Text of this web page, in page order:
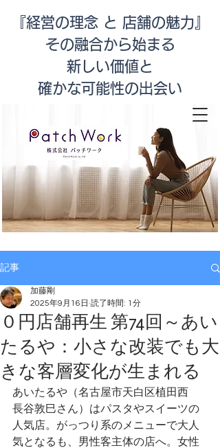
『経営の理念 と 店舗の魅力』
その融合から始まる
新しい価値と
​確かな可能性の出会い
記事
０円店舗再生 第74回～あい
たるや：小さな改装でも大
きな客層変化が生まれる
加藤剛
2025年9月16日 読了時間: 1分
あいたるや（名古屋市天白区植田西
長谷敦巳さん）はパスタやスイーツの
人気店。がっつり系のメニューで大人
気となるも、男性客主体の店へ。女性